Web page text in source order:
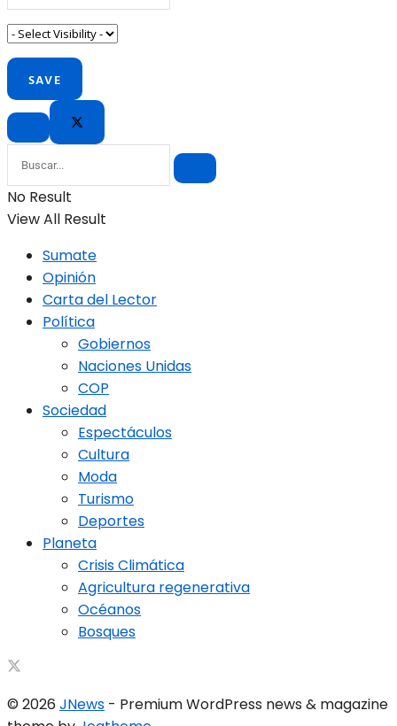
No Result
View All Result
Sumate
Opinión
Carta del Lector
Política
Gobiernos
Naciones Unidas
COP
Sociedad
Espectáculos
Cultura
Moda
Turismo
Deportes
Planeta
Crisis Climática
Agricultura regenerativa
Océanos
Bosques
© 2026 JNews - Premium WordPress news & magazine